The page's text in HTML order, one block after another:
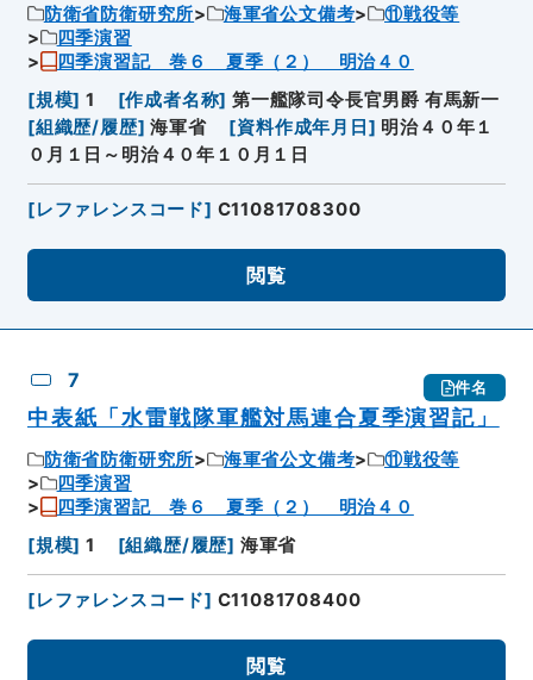
防衛省防衛研究所 海軍省公文備考
⑪戦役等
四季演習
四季演習記 巻６ 夏季（２） 明治４０
[規模] 1 [作成者名称] 第一艦隊司令長官男爵 有馬新一
[組織歴/履歴] 海軍省 [資料作成年月日 ] 明治４０年１
０月１日～明治４０年１０月１日
[レファレンスコード] C11081708300
閲覧
7 件名
中表紙「水雷戦隊軍艦対馬連合夏季演習記」
防衛省防衛研究所 海軍省公文備考
⑪戦役等
四季演習
四季演習記 巻６ 夏季（２） 明治４０
[規模] 1 [組織歴/履歴] 海軍省
[レファレンスコード] C11081708400
閲覧